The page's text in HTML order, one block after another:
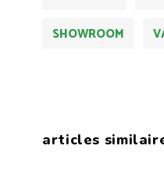
SHOWROOM
articles